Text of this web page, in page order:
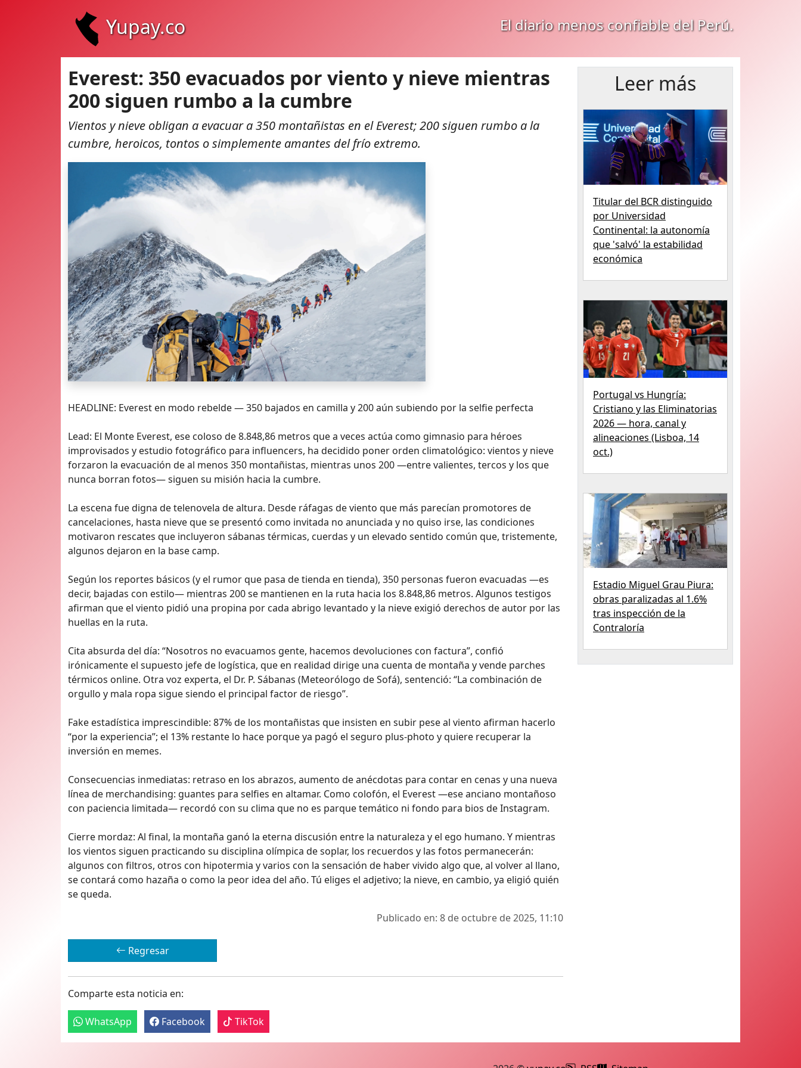
Yupay.co El diario menos confiable del Perú.
Everest: 350 evacuados por viento y nieve mientras
200 siguen rumbo a la cumbre
Vientos y nieve obligan a evacuar a 350 montañistas en el Everest; 200 siguen rumbo a la
cumbre, heroicos, tontos o simplemente amantes del frío extremo.
HEADLINE: Everest en modo rebelde — 350 bajados en camilla y 200 aún subiendo por la selfie perfecta
Lead: El Monte Everest, ese coloso de 8.848,86 metros que a veces actúa como gimnasio para héroes
improvisados y estudio fotográfico para influencers, ha decidido poner orden climatológico: vientos y nieve
forzaron la evacuación de al menos 350 montañistas, mientras unos 200 —entre valientes, tercos y los que
nunca borran fotos— siguen su misión hacia la cumbre.
La escena fue digna de telenovela de altura. Desde ráfagas de viento que más parecían promotores de
cancelaciones, hasta nieve que se presentó como invitada no anunciada y no quiso irse, las condiciones
motivaron rescates que incluyeron sábanas térmicas, cuerdas y un elevado sentido común que, tristemente,
algunos dejaron en la base camp.
Según los reportes básicos (y el rumor que pasa de tienda en tienda), 350 personas fueron evacuadas —es
decir, bajadas con estilo— mientras 200 se mantienen en la ruta hacia los 8.848,86 metros. Algunos testigos
afirman que el viento pidió una propina por cada abrigo levantado y la nieve exigió derechos de autor por las
huellas en la ruta.
Cita absurda del día: “Nosotros no evacuamos gente, hacemos devoluciones con factura”, confió
irónicamente el supuesto jefe de logística, que en realidad dirige una cuenta de montaña y vende parches
térmicos online. Otra voz experta, el Dr. P. Sábanas (Meteorólogo de Sofá), sentenció: “La combinación de
orgullo y mala ropa sigue siendo el principal factor de riesgo”.
Fake estadística imprescindible: 87% de los montañistas que insisten en subir pese al viento afirman hacerlo
“por la experiencia”; el 13% restante lo hace porque ya pagó el seguro plus-photo y quiere recuperar la
inversión en memes.
Consecuencias inmediatas: retraso en los abrazos, aumento de anécdotas para contar en cenas y una nueva
línea de merchandising: guantes para selfies en altamar. Como colofón, el Everest —ese anciano montañoso
con paciencia limitada— recordó con su clima que no es parque temático ni fondo para bios de Instagram.
Cierre mordaz: Al final, la montaña ganó la eterna discusión entre la naturaleza y el ego humano. Y mientras
los vientos siguen practicando su disciplina olímpica de soplar, los recuerdos y las fotos permanecerán:
algunos con filtros, otros con hipotermia y varios con la sensación de haber vivido algo que, al volver al llano,
se contará como hazaña o como la peor idea del año. Tú eliges el adjetivo; la nieve, en cambio, ya eligió quién
se queda.
Publicado en: 8 de octubre de 2025, 11:10
Regresar
Comparte esta noticia en:
WhatsApp Facebook TikTok
Leer más
Titular del BCR distinguido
por Universidad
Continental: la autonomía
que 'salvó' la estabilidad
económica
Portugal vs Hungría:
Cristiano y las Eliminatorias
2026 — hora, canal y
alineaciones (Lisboa, 14
oct.)
Estadio Miguel Grau Piura:
obras paralizadas al 1.6%
tras inspección de la
Contraloría